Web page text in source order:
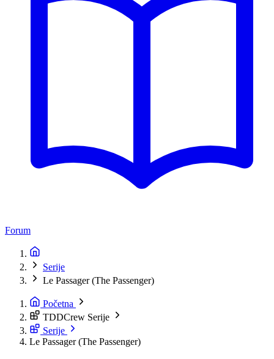
Forum
Serije
Le Passager (The Passenger)
Početna
TDDCrew Serije
Serije
Le Passager (The Passenger)